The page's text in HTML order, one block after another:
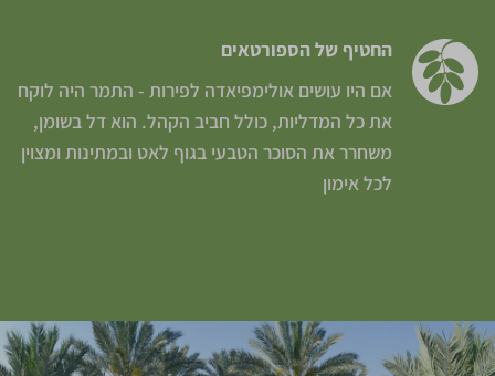
החטיף של הספורטאים
אם היו עושים אולימפיאדה לפירות - התמר היה לוקח
את כל המדליות, כולל חביב הקהל. הוא דל בשומן,
משחרר את הסוכר הטבעי בגוף לאט ובמתינות ומצוין
לכל אימון